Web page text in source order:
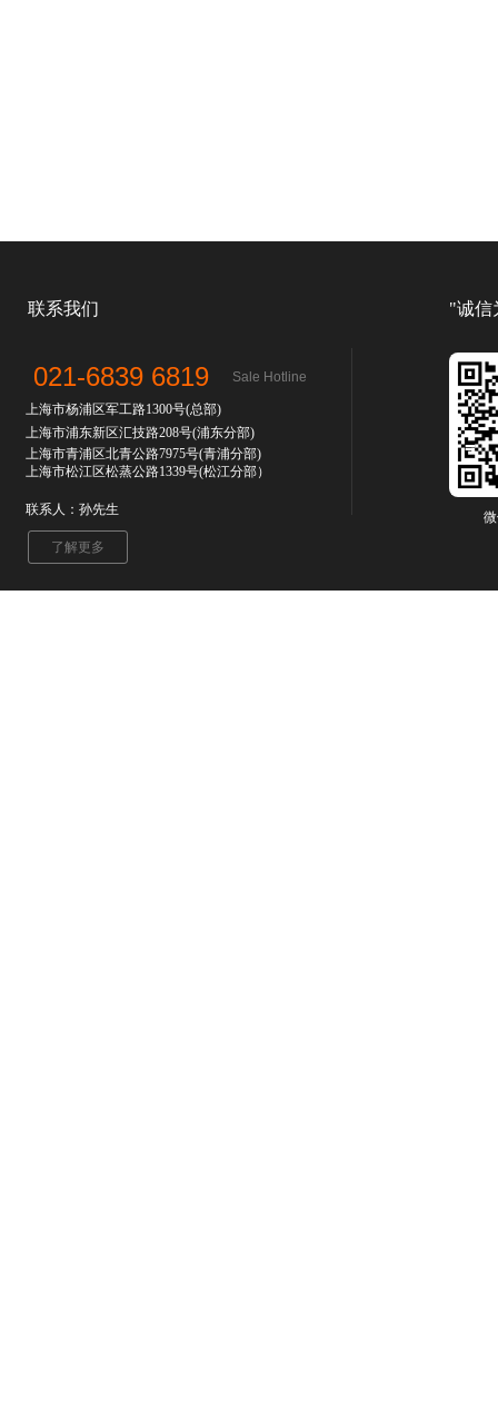
021-6839 6819
上海市杨浦区军工路1300号(总部)
上海市浦东新区汇技路208号(浦东分部)
上海市青浦区北青公路7975号(青浦分部)
上海市松江区松蒸公路1339号(松江分部）
联系人：孙先生
联系我们
Sale Hotline
了解更多
"诚信